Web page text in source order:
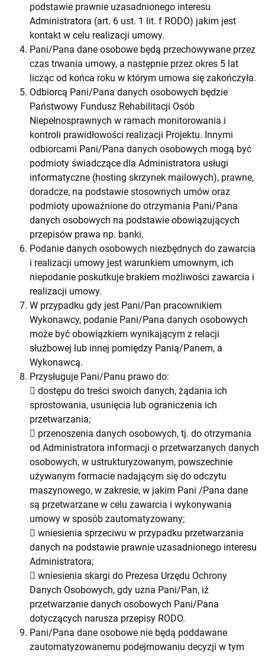
podstawie prawnie uzasadnionego interesu
Administratora (art. 6 ust. 1 lit. f RODO) jakim jest
kontakt w celu realizacji umowy.
Pani/Pana dane osobowe będą przechowywane przez
czas trwania umowy, a następnie przez okres 5 lat
licząc od końca roku w którym umowa się zakończyła.
Odbiorcą Pani/Pana danych osobowych będzie
Państwowy Fundusz Rehabilitacji Osób
Niepełnosprawnych w ramach monitorowania i
kontroli prawidłowości realizacji Projektu. Innymi
odbiorcami Pani/Pana danych osobowych mogą być
podmioty świadczące dla Administratora usługi
informatyczne (hosting skrzynek mailowych), prawne,
doradcze, na podstawie stosownych umów oraz
podmioty upoważnione do otrzymania Pani/Pana
danych osobowych na podstawie obowiązujących
przepisów prawa np. banki.
Podanie danych osobowych niezbędnych do zawarcia
i realizacji umowy jest warunkiem umownym, ich
niepodanie poskutkuje brakiem możliwości zawarcia i
realizacji umowy.
W przypadku gdy jest Pani/Pan pracownikiem
Wykonawcy, podanie Pani/Pana danych osobowych
może być obowiązkiem wynikającym z relacji
służbowej lub innej pomiędzy Panią/Panem, a
Wykonawcą.
Przysługuje Pani/Panu prawo do:
 dostępu do treści swoich danych, żądania ich
sprostowania, usunięcia lub ograniczenia ich
przetwarzania;
 przenoszenia danych osobowych, tj. do otrzymania
od Administratora informacji o przetwarzanych danych
osobowych, w ustrukturyzowanym, powszechnie
używanym formacie nadającym się do odczytu
maszynowego, w zakresie, w jakim Pani /Pana dane
są przetwarzane w celu zawarcia i wykonywania
umowy w sposób zautomatyzowany;
 wniesienia sprzeciwu w przypadku przetwarzania
danych na podstawie prawnie uzasadnionego interesu
Administratora;
 wniesienia skargi do Prezesa Urzędu Ochrony
Danych Osobowych, gdy uzna Pani/Pan, iż
przetwarzanie danych osobowych Pani/Pana
dotyczących narusza przepisy RODO.
Pani/Pana dane osobowe nie będą poddawane
zautomatyzowanemu podejmowaniu decyzji w tym